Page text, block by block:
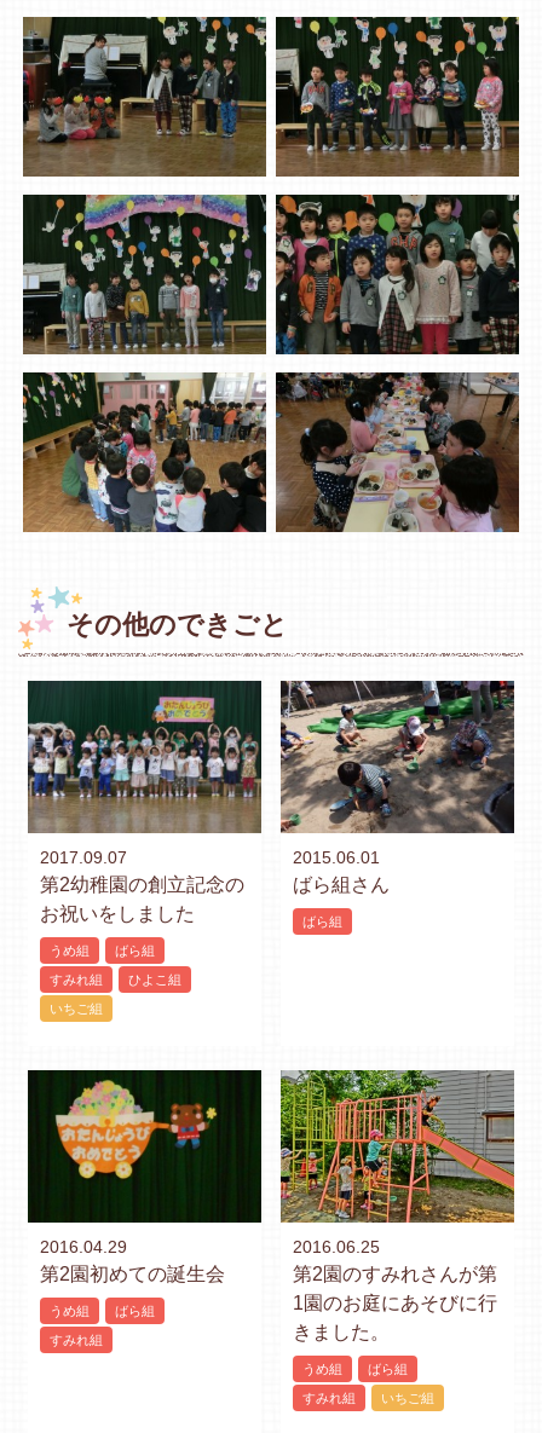
その他のできごと
2017.09.07
第2幼稚園の創立記念の
お祝いをしました
うめ組
ばら組
すみれ組
ひよこ組
いちご組
2015.06.01
ばら組さん
ばら組
2016.04.29
第2園初めての誕生会
うめ組
ばら組
すみれ組
2016.06.25
第2園のすみれさんが第
1園のお庭にあそびに行
きました。
うめ組
ばら組
すみれ組
いちご組